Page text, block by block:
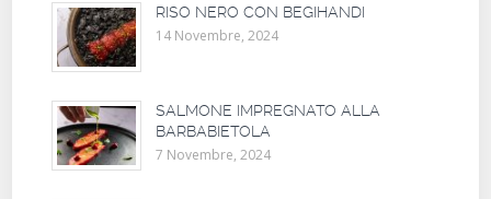
RISO NERO CON BEGIHANDI
14 Novembre, 2024
SALMONE IMPREGNATO ALLA
BARBABIETOLA
7 Novembre, 2024